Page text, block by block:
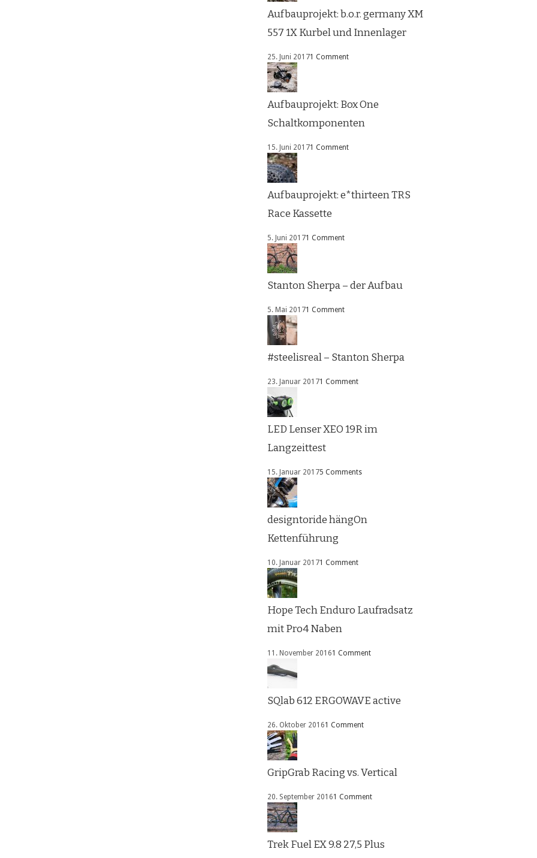
Aufbauprojekt: b.o.r. germany XM
557 1X Kurbel und Innenlager
25. Juni 20171 Comment
Aufbauprojekt: Box One
Schaltkomponenten
15. Juni 20171 Comment
Aufbauprojekt: e*thirteen TRS
Race Kassette
5. Juni 20171 Comment
Stanton Sherpa – der Aufbau
5. Mai 20171 Comment
#steelisreal – Stanton Sherpa
23. Januar 20171 Comment
LED Lenser XEO 19R im
Langzeittest
15. Januar 20175 Comments
designtoride hängOn
Kettenführung
10. Januar 20171 Comment
Hope Tech Enduro Laufradsatz
mit Pro4 Naben
11. November 20161 Comment
SQlab 612 ERGOWAVE active
26. Oktober 20161 Comment
GripGrab Racing vs. Vertical
20. September 20161 Comment
Trek Fuel EX 9.8 27,5 Plus